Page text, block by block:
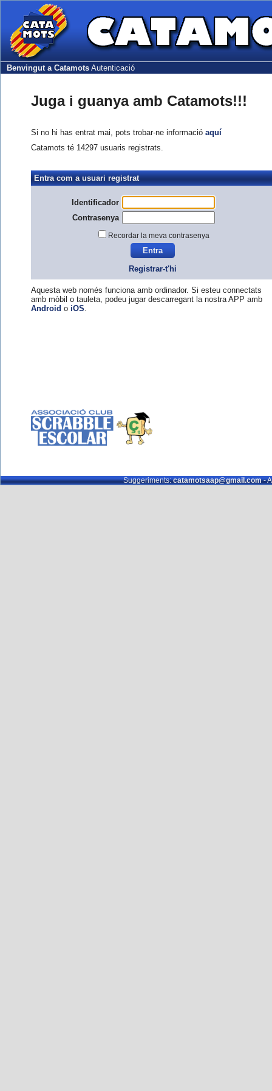
Benvingut a Catamots Autenticació
Juga i guanya amb Catamots!!!
Si no hi has entrat mai, pots trobar-ne informació aquí
Catamots té 14297 usuaris registrats.
Entra com a usuari registrat
Identificador
Contrasenya
Recordar la meva contrasenya
Registrar-t'hi
Aquesta web només funciona amb ordinador. Si esteu connectats
amb mòbil o tauleta, podeu jugar descarregant la nostra APP amb
Android o iOS.
Suggeriments:catamotsaap@gmail.com-